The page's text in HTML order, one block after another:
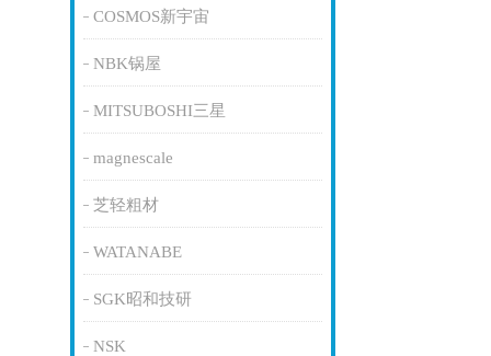
COSMOS新宇宙
NBK锅屋
MITSUBOSHI三星
magnescale
芝轻粗材
WATANABE
SGK昭和技研
NSK